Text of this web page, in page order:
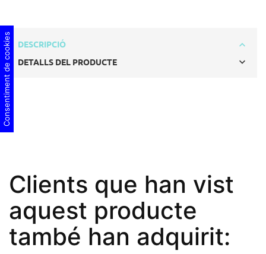
DESCRIPCIÓ
DETALLS DEL PRODUCTE
Clients que han vist
aquest producte
també han adquirit:
Consentiment de cookies